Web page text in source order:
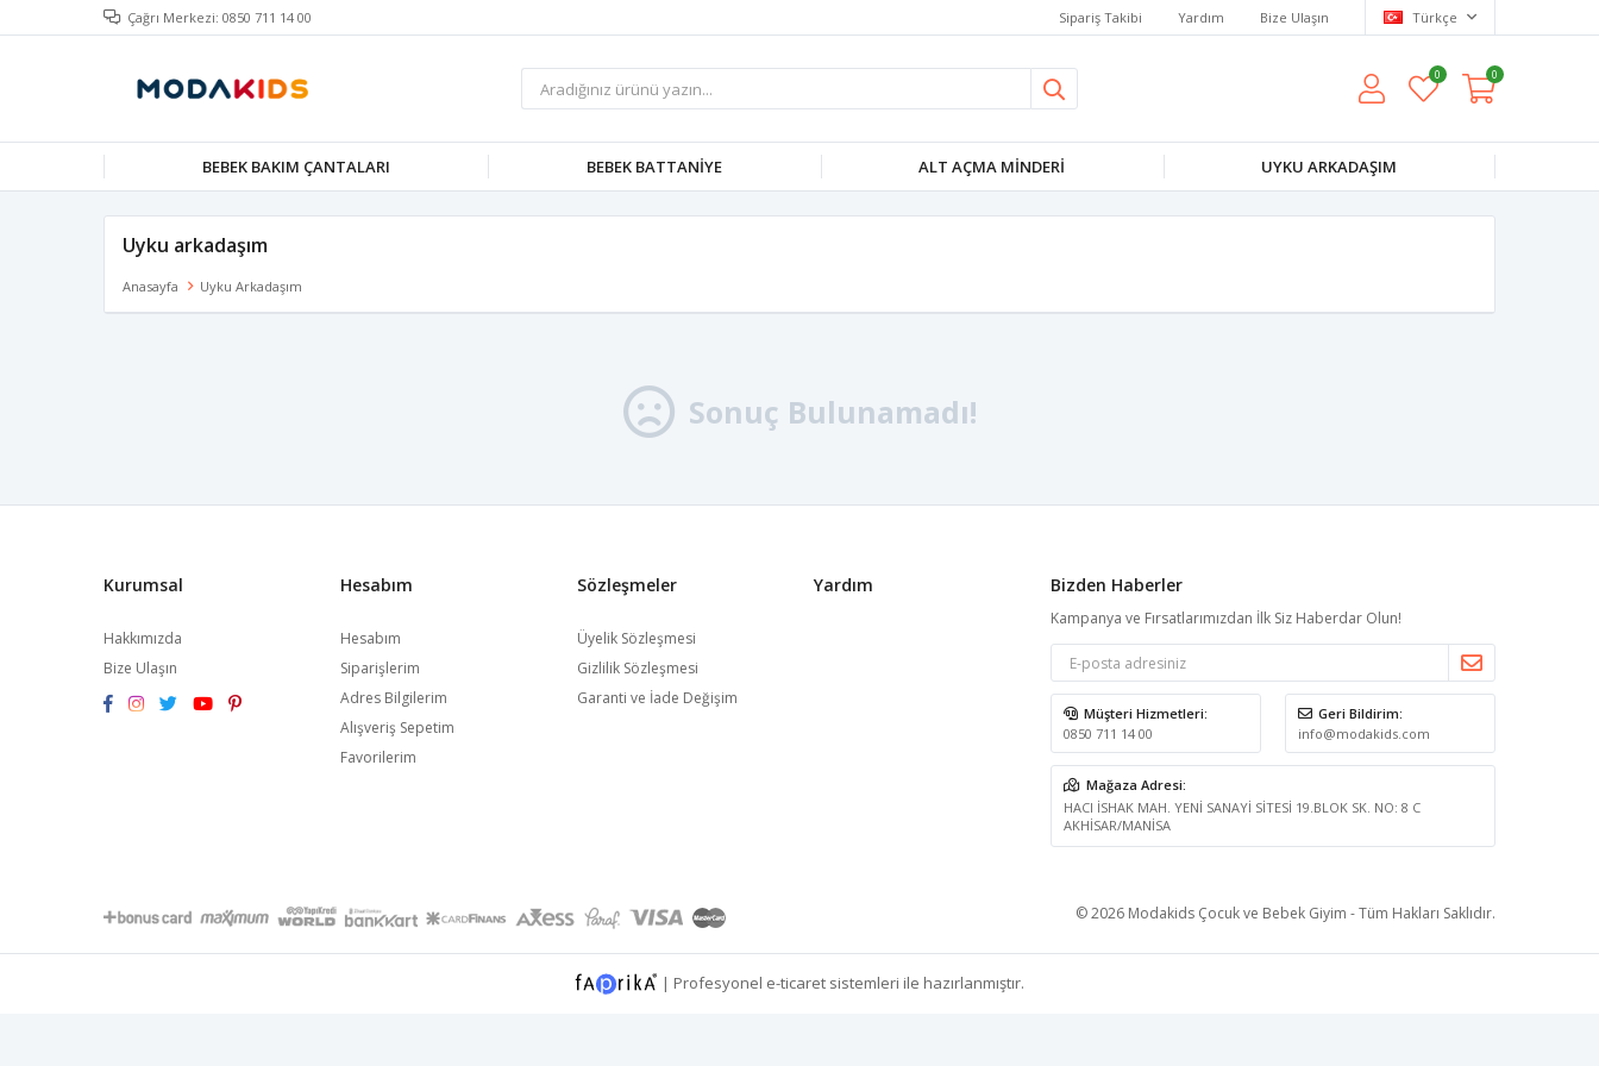
Çağrı Merkezi: 0850 711 14 00 Sipariş Takibi Yardım Bize Ulaşın Türkçe
0 0
BEBEK BAKIM ÇANTALARI BEBEK BATTANIYE ALT AÇMA MINDERI UYKU ARKADAŞIM
Uyku arkadaşım
Anasayfa Uyku Arkadaşım
Sonuç Bulunamadı!
Kurumsal
Hakkımızda
Bize Ulaşın
Hesabım
Hesabım
Siparişlerim
Adres Bilgilerim
Alışveriş Sepetim
Favorilerim
Sözleşmeler
Üyelik Sözleşmesi
Gizlilik Sözleşmesi
Garanti ve İade Değişim
Yardım Bizden Haberler
Kampanya ve Fırsatlarımızdan İlk Siz Haberdar Olun!
Müşteri Hizmetleri:
0850 711 14 00
Geri Bildirim:
info@modakids.com
Mağaza Adresi:
HACI İSHAK MAH. YENİ SANAYİ SİTESİ 19.BLOK SK. NO: 8 C
AKHİSAR/MANİSA
© 2026 Modakids Çocuk ve Bebek Giyim - Tüm Hakları Saklıdır.
| Profesyonel e-ticaret sistemleri ile hazırlanmıştır.